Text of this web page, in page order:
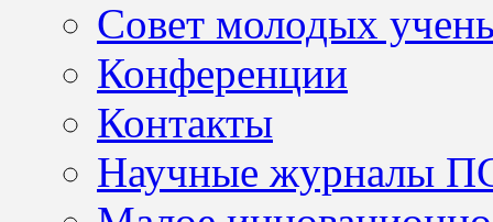
Совет молодых
Конференции
Контакты
Научные журналы